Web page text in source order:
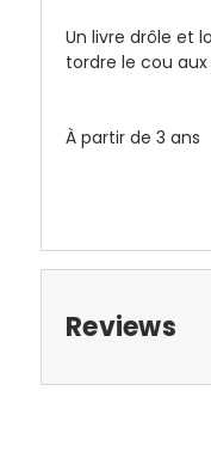
Un livre drôle et
tordre le cou
À partir de 3 ans
Reviews